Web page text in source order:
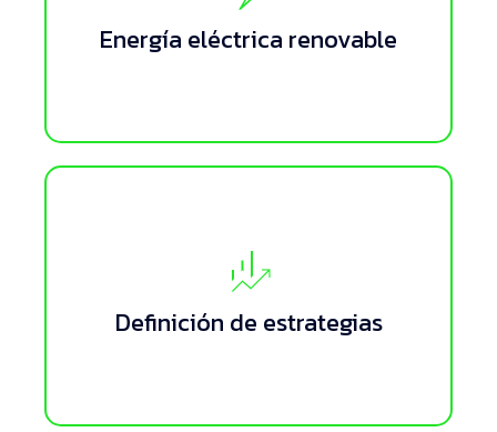
Energía eléctrica renovable
Soluciones a medida de
suministro de energía eléctrica.
Definición de estrategias
Procesos de
y mantenimiento.